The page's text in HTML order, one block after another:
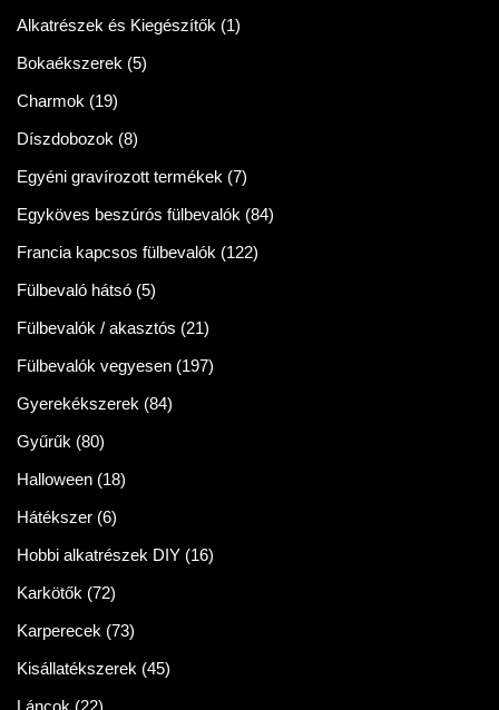
Alkatrészek és Kiegészítők (1)
Bokaékszerek (5)
Charmok (19)
Díszdobozok (8)
Egyéni gravírozott termékek (7)
Egyköves beszúrós fülbevalók (84)
Francia kapcsos fülbevalók (122)
Fülbevaló hátsó (5)
Fülbevalók / akasztós (21)
Fülbevalók vegyesen (197)
Gyerekékszerek (84)
Gyűrűk (80)
Halloween (18)
Hátékszer (6)
Hobbi alkatrészek DIY (16)
Karkötők (72)
Karperecek (73)
Kisállatékszerek (45)
Láncok (22)